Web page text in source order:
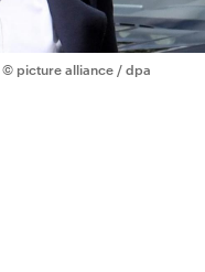
© picture alliance / dpa